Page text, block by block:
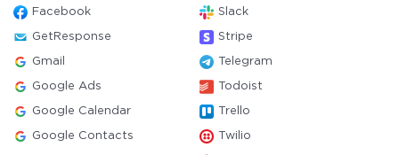
Facebook Slack
GetResponse Stripe
Gmail Telegram
Google Ads Todoist
Google Calendar Trello
Google Contacts Twilio